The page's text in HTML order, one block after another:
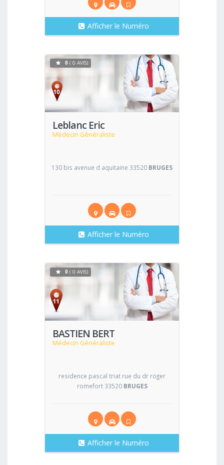
Afficher le Numéro
Leblanc Eric
Médecin Généraliste
Voir
0 ( 0 AVIS)
130 bis avenue d aquitaine 33520 BRUGES
Afficher le Numéro
BASTIEN BERT
Médecin Généraliste
Voir
0 ( 0 AVIS)
residence pascal triat rue du dr roger
romefort 33520 BRUGES
Afficher le Numéro